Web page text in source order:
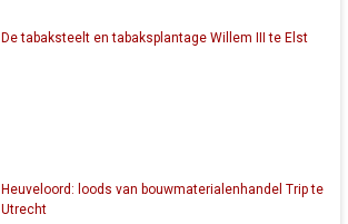
De tabaksteelt en tabaksplantage Willem III te Elst
Heuveloord: loods van bouwmaterialenhandel Trip te
Utrecht